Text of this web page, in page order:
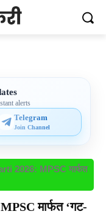
alerts
Telegram
Join Channel
2026: MPSC मार्फत
मार्फत ‘गट-